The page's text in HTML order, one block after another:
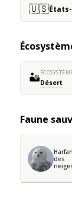
🇺🇸
🏜️Désert
Faune
des